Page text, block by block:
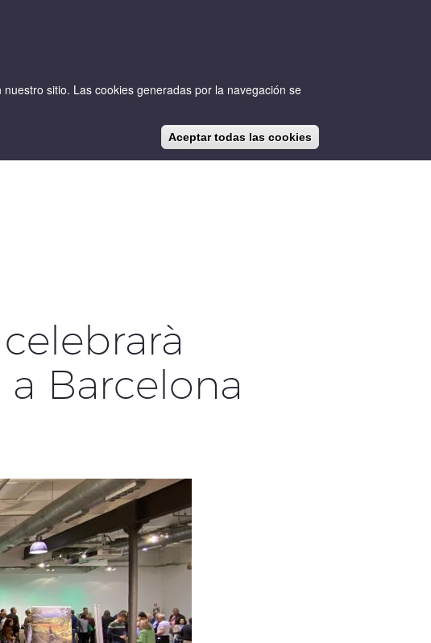
sitio. Las cookies generadas por la navegación se
Aceptar todas las cookies
BLOG CA ES EN
Barcelona